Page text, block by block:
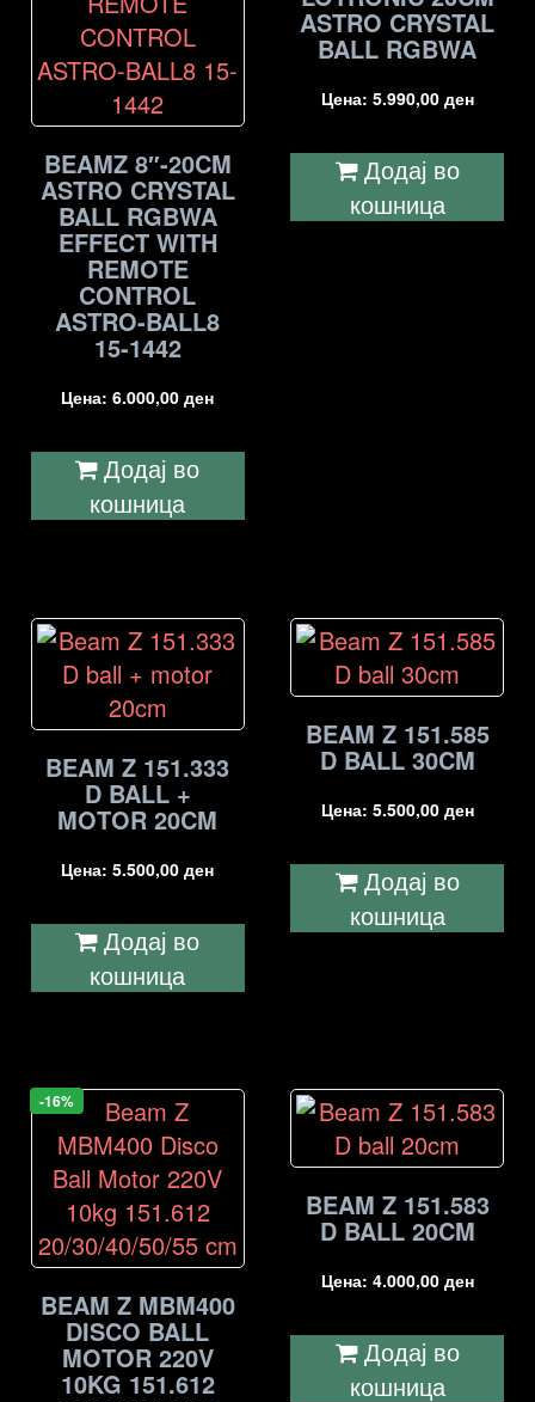
BEAMZ 8″-20CM
ASTRO CRYSTAL
BALL RGBWA
EFFECT WITH
REMOTE
CONTROL
ASTRO-BALL8
15-1442
Цена:6.000,00ден
Додај во
кошница
ASTRO CRYSTAL
BALL RGBWA
Цена: 5.990,00 ден
Додај во
кошница
BEAM Z 151.333
D BALL +
MOTOR 20CM
Цена:5.500,00ден
Додај во
кошница
BEAM Z 151.585
D BALL 30CM
Цена: 5.500,00 ден
Додај во
кошница
-16%
BEAM Z MBM400
DISCO BALL
MOTOR 220V
10KG 151.612
BEAM Z 151.583
D BALL 20CM
Цена: 4.000,00 ден
Додај во
кошница